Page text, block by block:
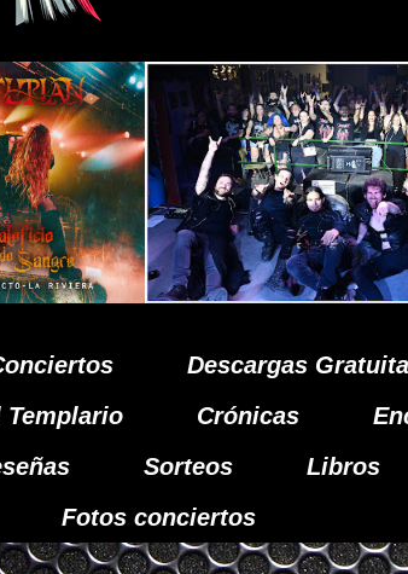
Descargas
Templario Crónicas
Sorteos Libros
Fotos conciertos